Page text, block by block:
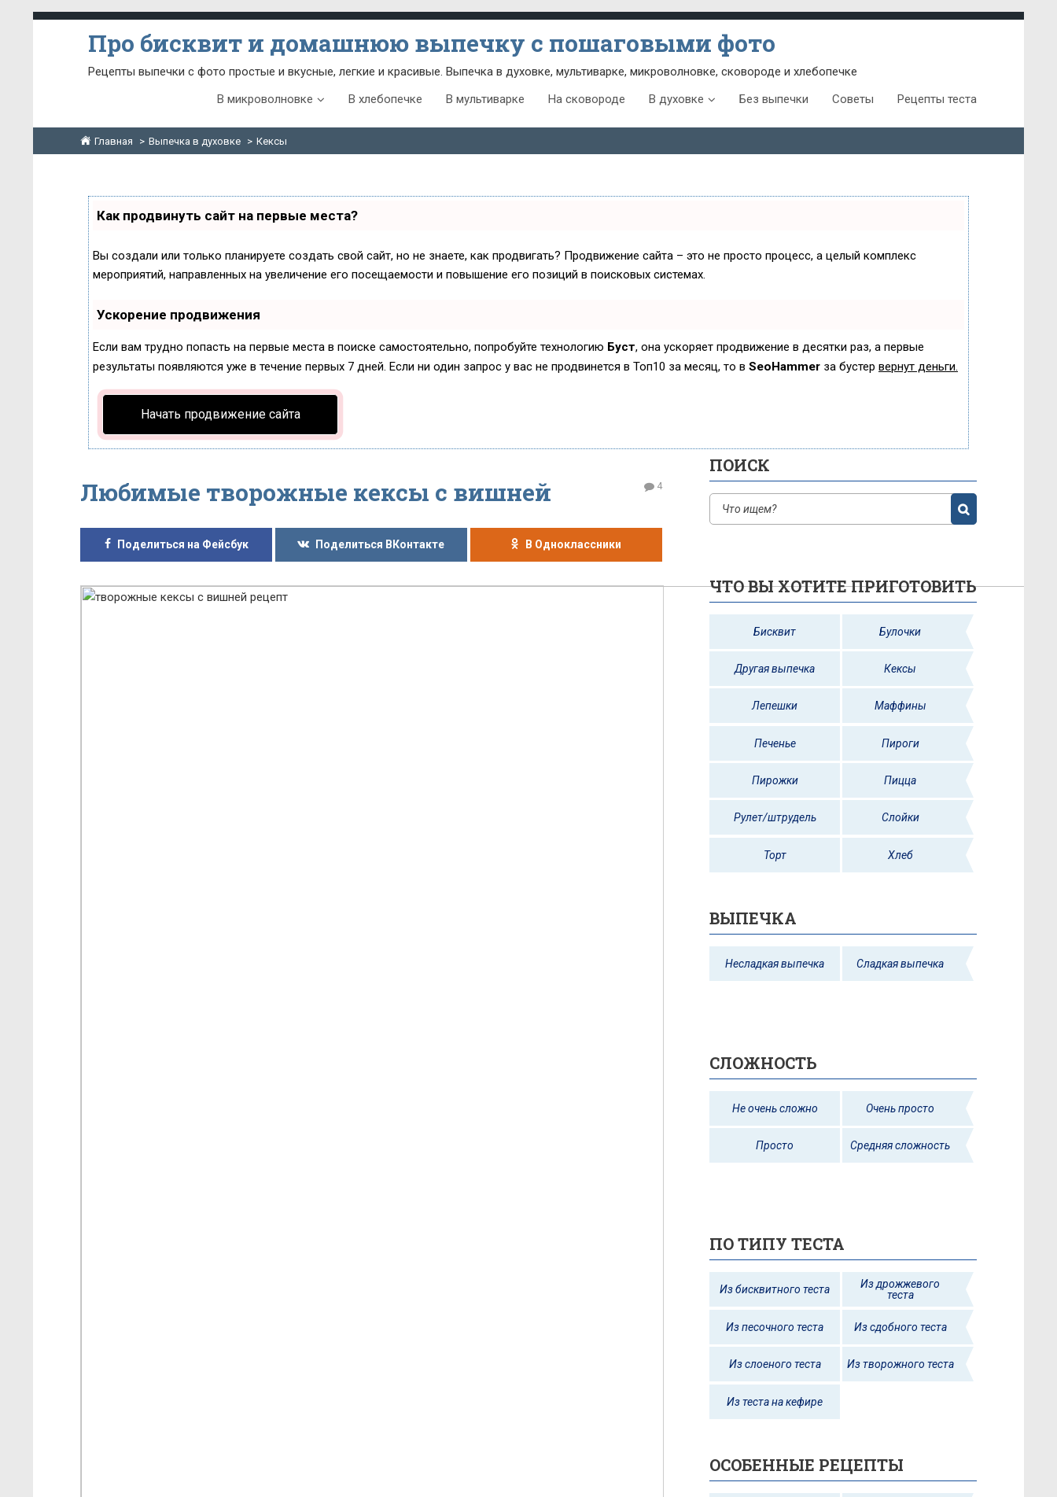
Про бисквит и домашнюю выпечку с пошаговыми фото
Рецепты выпечки с фото простые и вкусные, легкие и красивые. Выпечка в духовке, мультиварке, микроволновке, сковороде и хлебопечке
В микроволновке
В хлебопечке В мультиварке На сковороде В духовке Без выпечки Советы Рецепты теста
Главная Выпечка в духовке Кексы
Как продвинуть сайт на первые места?
Вы создали или только планируете создать свой сайт, но не знаете, как продвигать? Продвижение сайта – это не просто процесс, а целый комплекс
мероприятий, направленных на увеличение его посещаемости и повышение его позиций в поисковых системах.
Ускорение продвижения
Если вам трудно попасть на первые места в поиске самостоятельно, попробуйте технологию Буст, она ускоряет продвижение в десятки раз, а первые
результаты появляются уже в течение первых 7 дней. Если ни один запрос у вас не продвинется в Топ10 за месяц, то в SeoHammer за бустер вернут деньги.
Начать продвижение сайта
4
Любимые творожные кексы с вишней
Поделиться на Фейсбук Поделиться ВКонтакте В Одноклассники
ПОИСК
ЧТО ВЫ ХОТИТЕ ПРИГОТОВИТЬ
Бисквит Булочки
Другая выпечка Кексы
Лепешки Маффины
Печенье Пироги
Пирожки Пицца
Рулет/штрудель Слойки
Торт Хлеб
ВЫПЕЧКА
Несладкая выпечка Сладкая выпечка
СЛОЖНОСТЬ
Не очень сложно Очень просто
Просто Средняя сложность
ПО ТИПУ ТЕСТА
Из бисквитного теста
Из дрожжевого
теста
Из песочного теста Из сдобного теста
Из слоеного теста Из творожного теста
Из теста на кефире
ОСОБЕННЫЕ РЕЦЕПТЫ